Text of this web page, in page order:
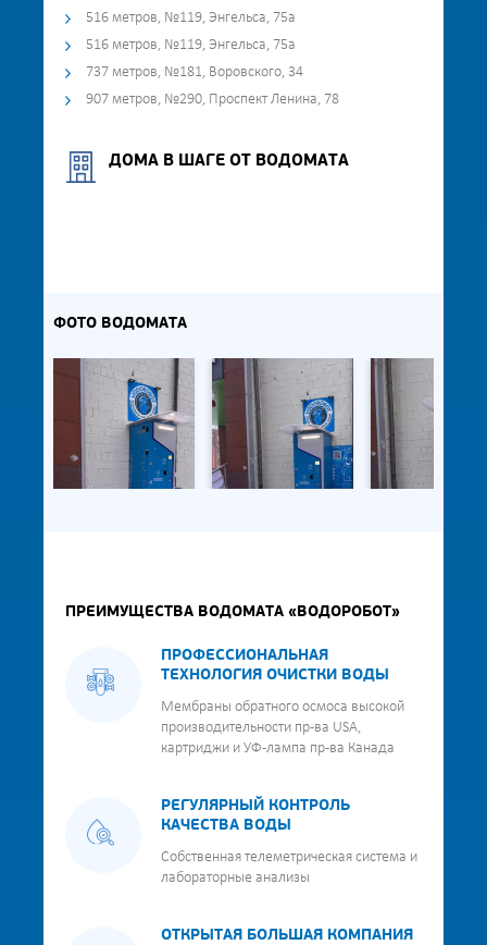
516 метров, №119, Энгельса, 75а
516 метров, №119, Энгельса, 75а
737 метров, №181, Воровского, 34
907 метров, №290, Проспект Ленина, 78
ДОМА В ШАГЕ ОТ ВОДОМАТА
ФОТО ВОДОМАТА
ПРЕИМУЩЕСТВА ВОДОМАТА «ВОДОРОБОТ»
ПРОФЕССИОНАЛЬНАЯ
ТЕХНОЛОГИЯ ОЧИСТКИ ВОДЫ
Мембраны обратного осмоса высокой
производительности пр-ва USA,
картриджи и УФ-лампа пр-ва Канада
РЕГУЛЯРНЫЙ КОНТРОЛЬ
КАЧЕСТВА ВОДЫ
Собственная телеметрическая система и
лабораторные анализы
ОТКРЫТАЯ БОЛЬШАЯ КОМПАНИЯ